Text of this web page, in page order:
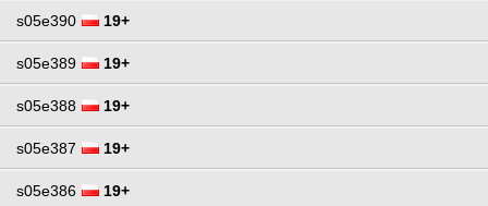
s05e390 19+
s05e389 19+
s05e388 19+
s05e387 19+
s05e386 19+